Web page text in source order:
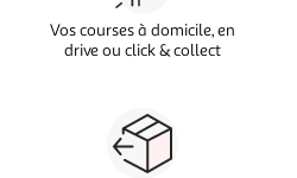
Vos courses à domicile, en
drive ou click & collect